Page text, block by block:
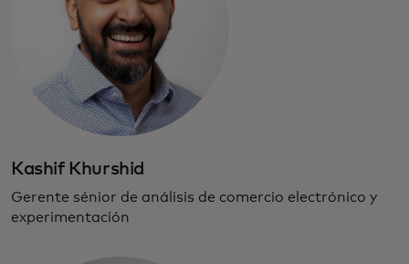
Kashif Khurshid
Gerente sénior de análisis de comercio electrónico y
experimentación